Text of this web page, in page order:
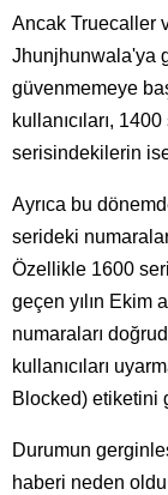
Ancak Truecaller
Jhunjhunwala'ya
güvenmemeye
kullanıcıları,
serisindekilerin ise
Ayrıca bu
serideki
Özellikle 1600
geçen yılın Ekim
numaraları
kullanıcıları
Blocked) etiketini
Durumun
haberi neden